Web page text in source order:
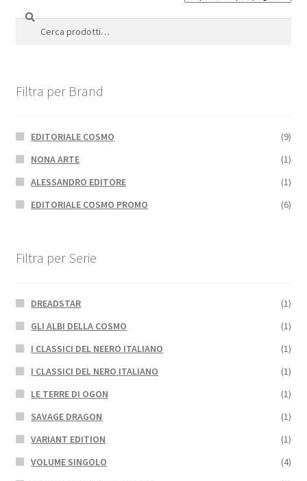
Cerca:
Cerca
Filtra per Brand
EDITORIALE COSMO
(9)
NONA ARTE
(1)
ALESSANDRO EDITORE
(1)
EDITORIALE COSMO PROMO
(6)
Filtra per Serie
DREADSTAR
(1)
GLI ALBI DELLA COSMO
(1)
I CLASSICI DEL NEERO ITALIANO
(1)
I CLASSICI DEL NERO ITALIANO
(1)
LE TERRE DI OGON
(1)
SAVAGE DRAGON
(1)
VARIANT EDITION
(1)
VOLUME SINGOLO
(4)